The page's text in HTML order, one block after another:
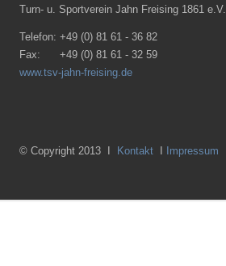
Turn- u. Sportverein Jahn Freising 1861 e.V.
Telefon: +49 (0) 81 61 - 36 82
Fax:
+49 (0) 81 61 - 32 59
www.tsv-jahn-freising.de
© Copyright 2013 I Kontakt Impressum